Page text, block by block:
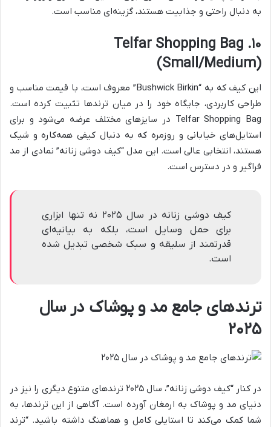
به دنبال راحتی و جذابیت هستند، گزینه‌ای مناسب است.
۱۰. Telfar Shopping Bag
(Small/Medium)
این کیف که به “Bushwick Birkin” معروف است، با قیمت مناسب و
طراحی کاربردی، جایگاه خود را در میان ترندها تثبیت کرده است.
Telfar Shopping Bag در سایزهای مختلف عرضه می‌شود و برای
استایل‌های خیابانی و روزمره که به دنبال کیفی همه‌کاره و شیک
هستند، انتخابی عالی است. این مدل “کیف دوشی زنانه” نمادی از مد
فراگیر و در دسترس است.
کیف دوشی زنانه در سال ۲۰۲۵ نه تنها ابزاری
برای حمل وسایل است، بلکه به بیانیه‌ای
قدرتمند از سلیقه و سبک شخصی تبدیل شده
است.
ترندهای جامع مد و پوشاک در سال
۲۰۲۵
در کنار “کیف دوشی زنانه”، سال ۲۰۲۵ ترندهای متنوع دیگری را نیز در
دنیای مد و پوشاک به ارمغان آورده است. آگاهی از این ترندها، به
شما کمک می‌کند تا استایلی کامل و هماهنگ داشته باشید. “ترند